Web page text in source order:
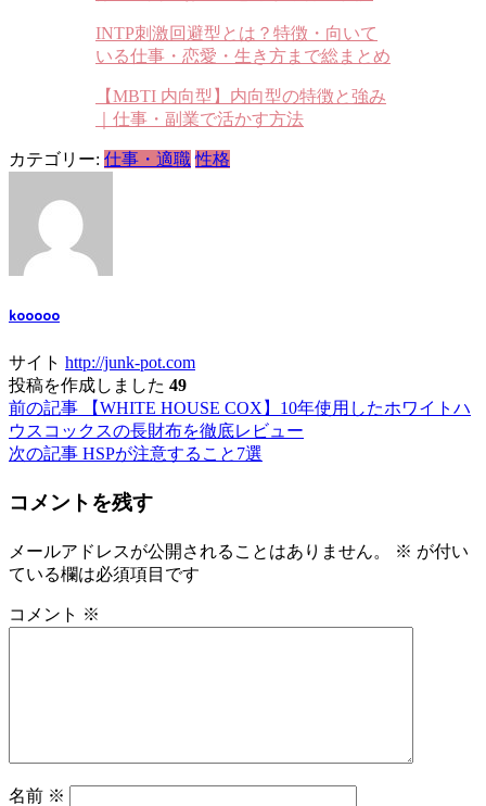
INTP刺激回避型とは？特徴・向いて
いる仕事・恋愛・生き方まで総まとめ
【MBTI 内向型】内向型の特徴と強み
｜仕事・副業で活かす方法
カテゴリー: 仕事・適職 性格
kooooo
サイト http://junk-pot.com
投稿を作成しました 49
投
稿
ナ
ビ
ゲ
ー
ン
前の記事 【WHITE HOUSE COX】10年使用したホワイトハ
ウスコックスの長財布を徹底レビュー
次の記事 HSPが注意すること7選
コメントを残す
メールアドレスが公開されることはありません。 ※ が付い
ている欄は必須項目です
コメント ※
名前 ※